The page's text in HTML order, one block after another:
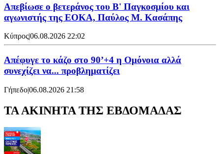
Απεβίωσε ο βετεράνος του Β' Παγκοσμίου και
αγωνιστής της ΕΟΚΑ, Παύλος Μ. Κασάπης
Κύπρος06.08.2026 22:02
Απέφυγε το κάζο στο 90’+4 η Ομόνοια αλλά
συνεχίζει να... προβληματίζει
Γήπεδο|06.08.2026 21:58
ΤΑ ΑΚΙΝΗΤΑ ΤΗΣ ΕΒΔΟΜΑΔΑΣ